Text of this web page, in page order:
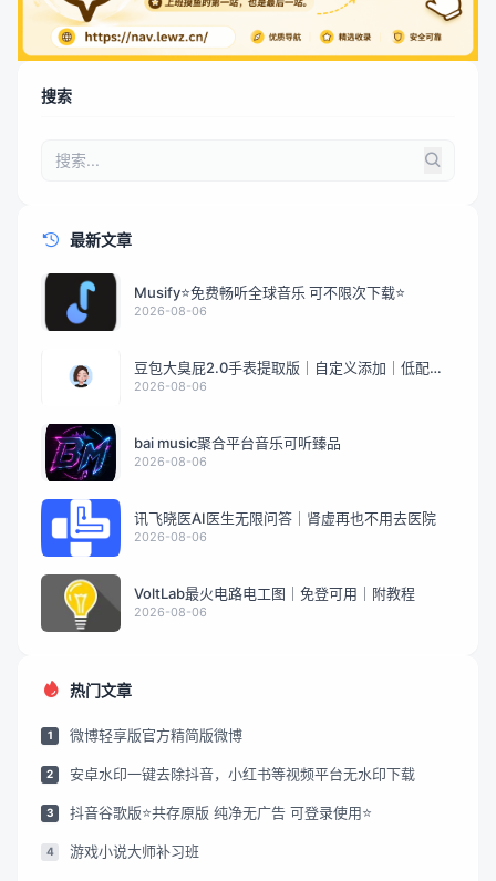
搜索
最新文章
Musify⭐免费畅听全球音乐 可不限次下载⭐
2026-08-06
豆包大臭屁2.0手表提取版｜自定义添加｜低配全
能豆包
2026-08-06
bai music聚合平台音乐可听臻品
2026-08-06
讯飞晓医AI医生无限问答｜肾虚再也不用去医院
2026-08-06
VoltLab最火电路电工图｜免登可用｜附教程
2026-08-06
热门文章
1 微博轻享版官方精简版微博
2 安卓水印一键去除抖音，小红书等视频平台无水印下载
3 抖音谷歌版⭐共存原版 纯净无广告 可登录使用⭐
4 游戏小说大师补习班